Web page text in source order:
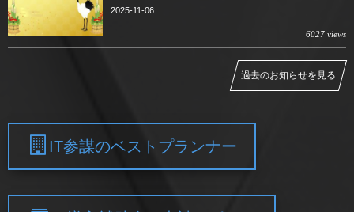
2025-11-06
6027 views
過去のお知らせを見る
IT参謀のベストプランナー